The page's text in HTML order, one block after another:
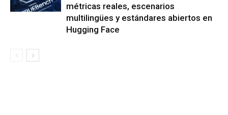
métricas reales, escenarios
multilingües y estándares abiertos en
Hugging Face